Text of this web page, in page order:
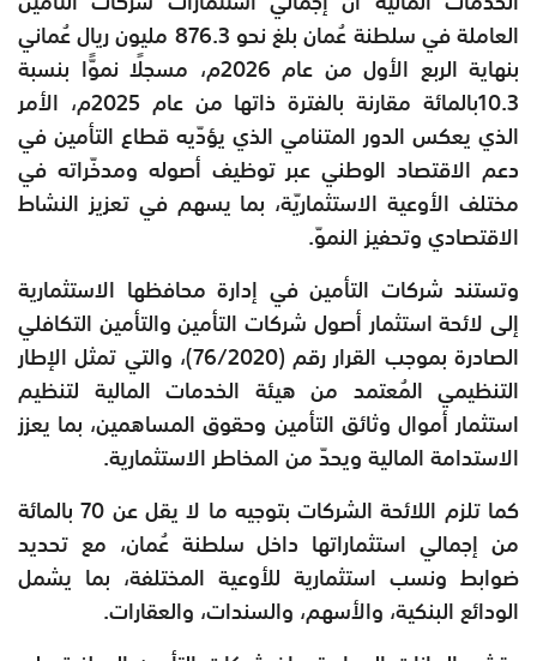
العاملة في سلطنة عُمان بلغ نحو 876.3 مليون ريال عُماني
بنهاية الربع الأول من عام 2026م، مسجلًا نموًّا بنسبة
10.3بالمائة مقارنة بالفترة ذاتها من عام 2025م، الأمر
الذي يعكس الدور المتنامي الذي يؤدّيه قطاع التأمين في
دعم الاقتصاد الوطني عبر توظيف أصوله ومدخّراته في
مختلف الأوعية الاستثماريّة، بما يسهم في تعزيز النشاط
الاقتصادي وتحفيز النموّ.
وتستند شركات التأمين في إدارة محافظها الاستثمارية
إلى لائحة استثمار أصول شركات التأمين والتأمين التكافلي
الصادرة بموجب القرار رقم (76/2020)، والتي تمثل الإطار
التنظيمي المُعتمد من هيئة الخدمات المالية لتنظيم
استثمار أموال وثائق التأمين وحقوق المساهمين، بما يعزز
الاستدامة المالية ويحدّ من المخاطر الاستثمارية.
كما تلزم اللائحة الشركات بتوجيه ما لا يقل عن 70 بالمائة
من إجمالي استثماراتها داخل سلطنة عُمان، مع تحديد
ضوابط ونسب استثمارية للأوعية المختلفة، بما يشمل
الودائع البنكية، والأسهم، والسندات، والعقارات.